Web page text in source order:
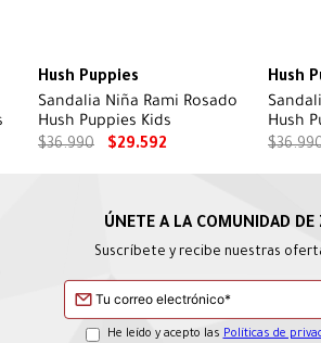
Hush Puppies
Sandalia Niña Rami Rosado
Hush Puppies Kids
$36.990 $29.592
Hush
Hush
$36.
Suscríbete y recibe nuestras
He leído y acepto las Políticas de